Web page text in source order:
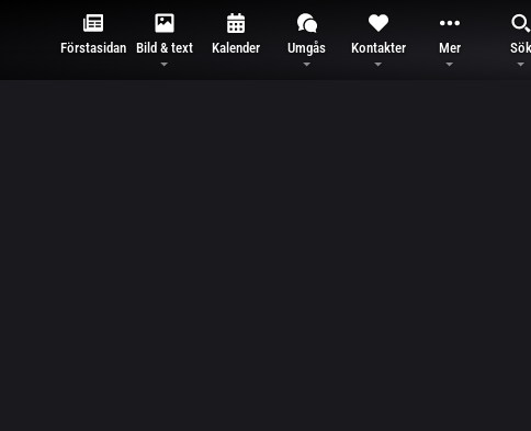
Förstasidan
Bild & text Kalender Umgås Kontakter Mer Sök